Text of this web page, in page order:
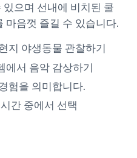
으며 선내에 비치된 쿨
마음껏 즐길 수 있습니다.
지 야생동물 관찰하기
에서 음악 감상하기
험을 의미합니다.
간 중에서 선택